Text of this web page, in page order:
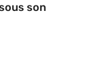
son